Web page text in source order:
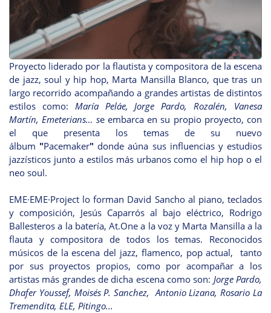
Proyecto liderado por la flautista y compositora de la escena
de jazz, soul y hip hop, Marta Mansilla Blanco, que tras un
largo recorrido acompañando a grandes artistas de distintos
estilos como: María Peláe, Jorge Pardo, Rozalén, Vanesa
Martín, Emeterians… se embarca en su propio proyecto, con
el que presenta los temas de su nuevo
álbum "Pacemaker" donde aúna sus influencias y estudios
jazzísticos junto a estilos más urbanos como el hip hop o el
neo soul.
EME·EME·Project lo forman David Sancho al piano, teclados
y composición, Jesús Caparrós al bajo eléctrico, Rodrigo
Ballesteros a la batería, At.One a la voz y Marta Mansilla a la
flauta y compositora de todos los temas. Reconocidos
músicos de la escena del jazz, flamenco, pop actual, tanto
por sus proyectos propios, como por acompañar a los
artistas más grandes de dicha escena como son: Jorge Pardo,
Dhafer Youssef, Moisés P. Sanchez, Antonio Lizana, Rosario La
Tremendita, ELE, Pitingo...